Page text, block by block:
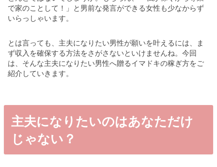
で家のことして！」と男前な発言ができる女性も少なからず
いらっしゃいます。
とは言っても、主夫になりたい男性が願いを叶えるには、ま
ず収入を確保する方法をさがさないといけませんね。今回
は、そんな主夫になりたい男性へ贈るイマドキの稼ぎ方をご
紹介していきます。
主夫になりたいのはあなただけ
じゃない？